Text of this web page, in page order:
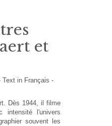
et
Text in Français-
Dès 1944, il filme
intensité l'univers
souvent les